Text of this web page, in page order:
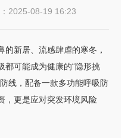
2025-08-19 16:23
新居、流感肆虐的寒冬，
都可能成为健康的“隐形挑
线，配备一款多功能呼吸防
，更是应对突发环境风险